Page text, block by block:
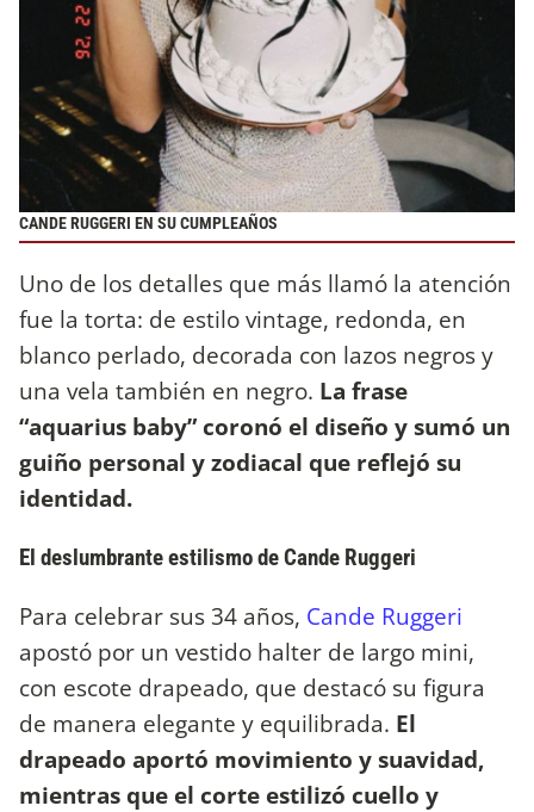
CANDE RUGGERI EN SU CUMPLEAÑOS
Uno de los detalles que más llamó la atención
fue la torta: de estilo vintage, redonda, en
blanco perlado, decorada con lazos negros y
una vela también en negro. La frase
“aquarius baby” coronó el diseño y sumó un
guiño personal y zodiacal que reflejó su
identidad.
El deslumbrante estilismo de Cande Ruggeri
Para celebrar sus 34 años, Cande Ruggeri
apostó por un vestido halter de largo mini,
con escote drapeado, que destacó su figura
de manera elegante y equilibrada. El
drapeado aportó movimiento y suavidad,
mientras que el corte estilizó cuello y